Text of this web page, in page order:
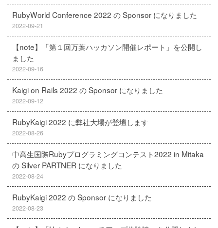
RubyWorld Conference 2022 の Sponsor になりました
2022-09-21
【note】「第１回万葉ハッカソン開催レポート」を公開し
ました
2022-09-16
Kaigi on Rails 2022 の Sponsor になりました
2022-09-12
RubyKaigi 2022 に弊社大場が登壇します
2022-08-26
中高生国際Rubyプログラミングコンテスト2022 in Mitaka
の Silver PARTNER になりました
2022-08-24
RubyKaigi 2022 の Sponsor になりました
2022-08-23